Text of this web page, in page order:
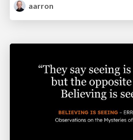
aarron